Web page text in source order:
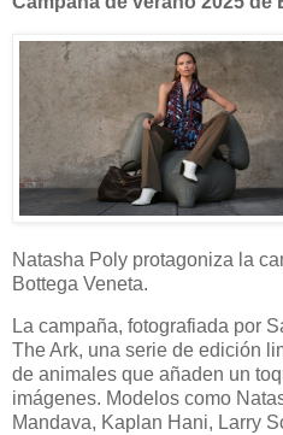
Natasha Poly protagoniza la
Bottega Veneta.
La campaña, fotografiada por
The Ark, una serie de edición
de animales que añaden un
imágenes. Modelos como
Mandava, Kaplan Hani, Larry